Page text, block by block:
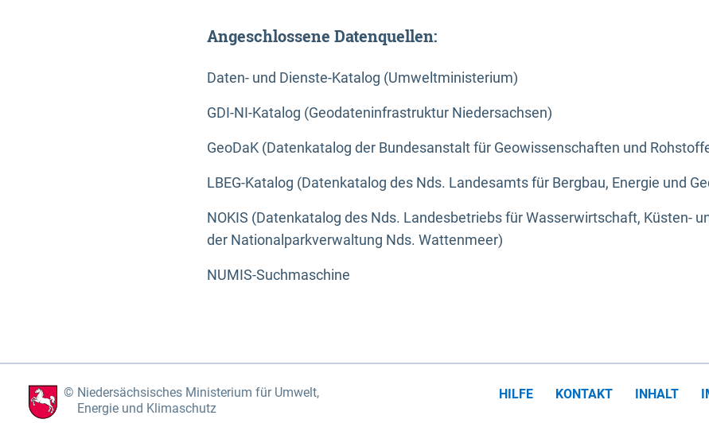
Angeschlossene Datenquellen:
Daten- und Dienste-Katalog (Umweltministerium)
GDI-NI-Katalog (Geodateninfrastruktur Niedersachsen)
GeoDaK (Datenkatalog der Bundesanstalt für Geowissenschaften und
LBEG-Katalog (Datenkatalog des Nds. Landesamts für Bergbau, Energie und
NOKIS (Datenkatalog des Nds. Landesbetriebs für Wasserwirtschaft, Küsten-
der Nationalparkverwaltung Nds. Wattenmeer)
NUMIS-Suchmaschine
Niedersächsisches Ministerium für Umwelt,
Energie und Klimaschutz
HILFE KONTAKT INHALT